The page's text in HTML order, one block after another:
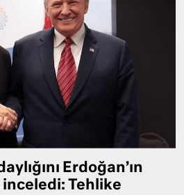
Erdoğan’ın
Tehlike